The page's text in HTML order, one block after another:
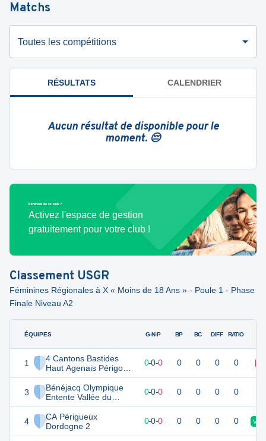
Matchs
Toutes les compétitions
RÉSULTATS CALENDRIER
Aucun résultat de disponible pour le
moment. 😔
Bénévole de ce club ?
Activez l'espace de gestion
gratuitement pour votre club !
Classement USGR
Féminines Régionales à X « Moins de 18 Ans » - Poule 1 - Phase
Finale Niveau A2
ÉQUIPES
1
4 Cantons Bastides
Haut Agenais Périgord
3
3
Bénéjacq Olympique
Entente Vallée du
Lagoin 2
4
CA Périgueux
Dordogne 2
G-N-P BP BC DIFF RATIO
0 0-0-0 0 0 0 0
0 0-0-0 0 0 0 0
0-0-0 0 0 0 0 V